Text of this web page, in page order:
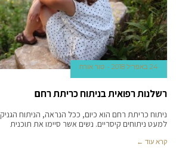
24 באפריל 2018 טור אורח
רשלנות רפואית בניתוח כריתת רחם
ניתוח כריתת רחם הוא כיום, ככל הנראה, הניתוח
למעט ניתוחים קיסריים. נשים אשר סיימו את תוכנית
קרא עוד ←